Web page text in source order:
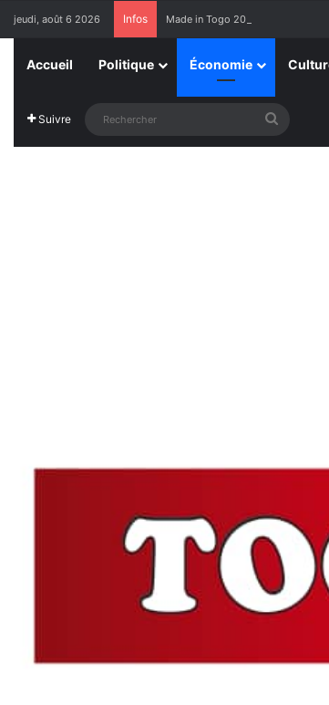
jeudi, août 6 2026 Infos Made in Togo 2026 : un bilan
Accueil Politique Économie
Suivre